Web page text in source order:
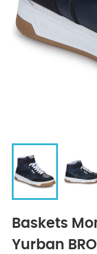
Baskets
Yurban